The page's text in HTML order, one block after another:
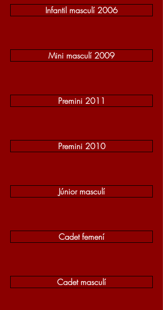
Infantil masculí 2006
Mini masculí 2009
Premini 2011
Premini 2010
Júnior masculí
Cadet femení
Cadet masculí